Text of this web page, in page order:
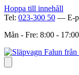
Hoppa till innehåll
Tel: 023-300 50 — E-
Mån - Fre: 8:00 -